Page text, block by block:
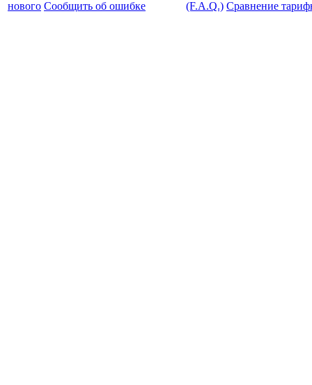
нового Сообщить об ошибке
(F.A.Q.) Cравнение